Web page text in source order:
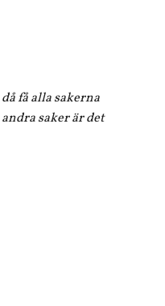
få alla sakerna
saker är det